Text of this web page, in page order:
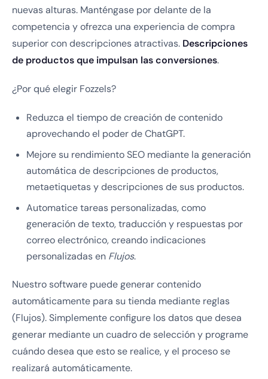
nuevas alturas. Manténgase por delante de la
competencia y ofrezca una experiencia de compra
superior con descripciones atractivas. Descripciones
de productos que impulsan las conversiones.
¿Por qué elegir Fozzels?
Reduzca el tiempo de creación de contenido
aprovechando el poder de ChatGPT.
Mejore su rendimiento SEO mediante la generación
automática de descripciones de productos,
metaetiquetas y descripciones de sus productos.
Automatice tareas personalizadas, como
generación de texto, traducción y respuestas por
correo electrónico, creando indicaciones
personalizadas en Flujos.
Nuestro software puede generar contenido
automáticamente para su tienda mediante reglas
(Flujos). Simplemente configure los datos que desea
generar mediante un cuadro de selección y programe
cuándo desea que esto se realice, y el proceso se
realizará automáticamente.